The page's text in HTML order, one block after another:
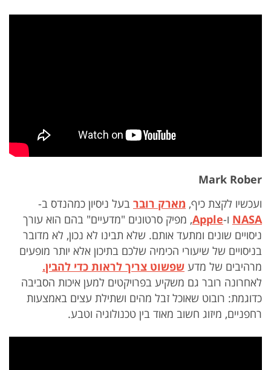
Mark Rober
ועכשיו לקצת כיף, מארק רובר בעל ניסיון כמהנדס ב-
NASA ו- Apple , מפיק סרטונים "מדעיים" בהם הוא עורך
ניסויים שונים ומתעד אותם. שלא תבינו לא נכון, לא מדובר
בניסויים של שיעורי הכימיה שלכם בתיכון אלא יותר מופעים
מרהיבים של מדע שפשוט צריך לראות כדי להבין.
לאחרונה רובר גם משקיע בפרויקטים למען איכות הסביבה
כדוגמת: רובוט שאוכל זבל מהים ושתילת עצים באמצעות
רחפניים, מיזוג חשוב מאוד בין טכנולוגיה וטבע.